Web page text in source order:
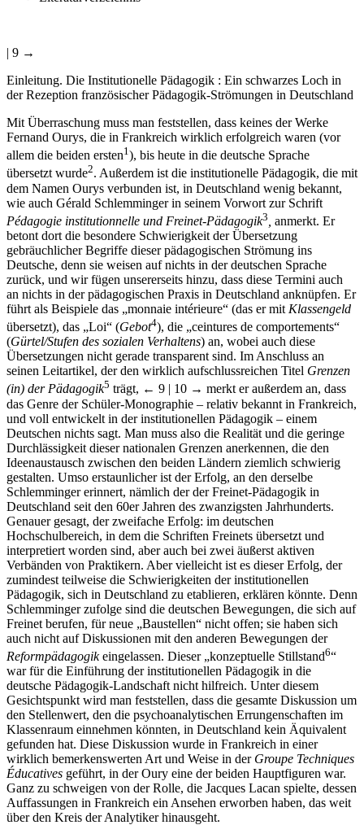
| 9 →
Einleitung. Die Institutionelle Pädagogik : Ein schwarzes Loch in
der Rezeption französischer Pädagogik-Strömungen in Deutschland
Mit Überraschung muss man feststellen, dass keines der Werke
Fernand Ourys, die in Frankreich wirklich erfolgreich waren (vor
allem die beiden ersten1 ), bis heute in die deutsche Sprache
übersetzt wurde2. Außerdem ist die institutionelle Pädagogik, die mit
dem Namen Ourys verbunden ist, in Deutschland wenig bekannt,
wie auch Gérald Schlemminger in seinem Vorwort zur Schrift
Pédagogie institutionnelle und Freinet-Pädagogik3 anmerkt. Er
betont dort die besondere Schwierigkeit der Übersetzung
gebräuchlicher Begriffe dieser pädagogischen Strömung ins
Deutsche, denn sie weisen auf nichts in der deutschen Sprache
zurück, und wir fügen unsererseits hinzu, dass diese Termini auch
an nichts in der pädagogischen Praxis in Deutschland anknüpfen. Er
führt als Beispiele das „monnaie intérieure“ (das er mit Klassengeld
übersetzt), das „Loi“ (Gebot4), die „ceintures de comportements“
(Gürtel/Stufen des sozialen Verhaltens) an, wobei auch diese
Übersetzungen nicht gerade transparent sind. Im Anschluss an
seinen Leitartikel, der den wirklich aufschlussreichen Titel Grenzen
(in) der Pädagogik5 trägt, ← 9 | 10 → merkt er außerdem an, dass
das Genre der Schüler-Monographie – relativ bekannt in Frankreich,
und voll entwickelt in der institutionellen Pädagogik – einem
Deutschen nichts sagt. Man muss also die Realität und die geringe
Durchlässigkeit dieser nationalen Grenzen anerkennen, die den
Ideenaustausch zwischen den beiden Ländern ziemlich schwierig
gestalten. Umso erstaunlicher ist der Erfolg, an den derselbe
Schlemminger erinnert, nämlich der der Freinet-Pädagogik in
Deutschland seit den 60er Jahren des zwanzigsten Jahrhunderts.
Genauer gesagt, der zweifache Erfolg: im deutschen
Hochschulbereich, in dem die Schriften Freinets übersetzt und
interpretiert worden sind, aber auch bei zwei äußerst aktiven
Verbänden von Praktikern. Aber vielleicht ist es dieser Erfolg, der
zumindest teilweise die Schwierigkeiten der institutionellen
Pädagogik, sich in Deutschland zu etablieren, erklären könnte. Denn
Schlemminger zufolge sind die deutschen Bewegungen, die sich auf
Freinet berufen, für neue „Baustellen“ nicht offen; sie haben sich
auch nicht auf Diskussionen mit den anderen Bewegungen der
Reformpädagogikeingelassen. Dieser „konzeptuelle Stillstand6“
war für die Einführung der institutionellen Pädagogik in die
deutsche Pädagogik-Landschaft nicht hilfreich. Unter diesem
Gesichtspunkt wird man feststellen, dass die gesamte Diskussion um
den Stellenwert, den die psychoanalytischen Errungenschaften im
Klassenraum einnehmen könnten, in Deutschland kein Äquivalent
gefunden hat. Diese Diskussion wurde in Frankreich in einer
wirklich bemerkenswerten Art und Weise in der Groupe Techniques
Éducatives geführt, in der Oury eine der beiden Hauptfiguren war.
Ganz zu schweigen von der Rolle, die Jacques Lacan spielte, dessen
Auffassungen in Frankreich ein Ansehen erworben haben, das weit
über den Kreis der Analytiker hinausgeht.